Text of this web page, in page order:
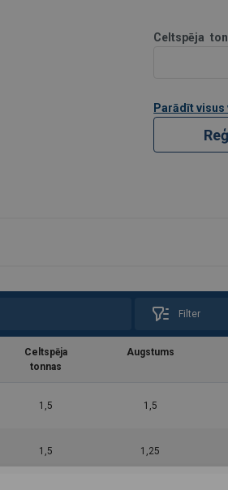
Tas nozīmē,
pašbalansēj
Celtspēja
Parādīt visus
Filter
Celtspēja
tonnas
Augstums
1,5 1,5
1,5 1,25